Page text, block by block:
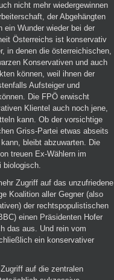
nicht mehr wiedergewinnen
der Abgehängten
Wunder wieder bei der
Österreichs ist konservativ
in denen die österreichischen,
Konservativen und auch
können, weil ihnen der
Aufsteiger und
Die FPÖ erwischt
Klientel auch noch jene,
kann. Ob der vorsichtige
Griss-Partei etwas abseits
bleibt abzuwarten. Die
treuen Ex-Wählern im
biologisch.
Zugriff auf das unzufriedene
Koalition aller Gegner (also
der rechtspopulistischen
einen Präsidenten Hofer
das aus. Und rein vom
ein konservativer
auf die zentralen